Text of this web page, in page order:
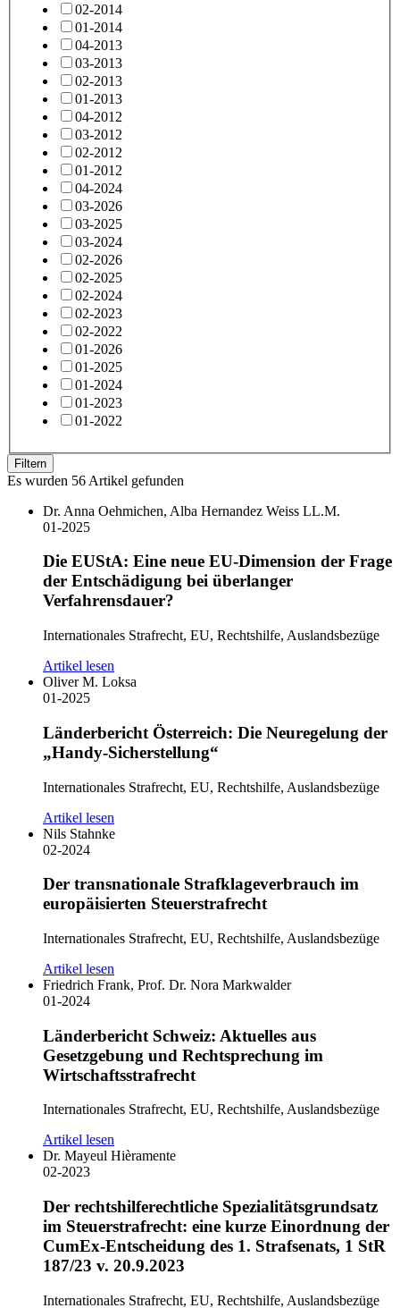
02-2014
01-2014
04-2013
03-2013
02-2013
01-2013
04-2012
03-2012
02-2012
01-2012
04-2024
03-2026
03-2025
03-2024
02-2026
02-2025
02-2024
02-2023
02-2022
01-2026
01-2025
01-2024
01-2023
01-2022
Filtern
Es wurden 56 Artikel gefunden
Dr. Anna Oehmichen, Alba Hernandez Weiss LL.M.
01-2025
Die EUStA: Eine neue EU-Dimension der Frage
der Entschädigung bei überlanger
Verfahrensdauer?
Internationales Strafrecht, EU, Rechtshilfe, Auslandsbezüge
Artikel lesen
Oliver M. Loksa
01-2025
Länderbericht Österreich: Die Neuregelung der
„Handy-Sicherstellung“
Internationales Strafrecht, EU, Rechtshilfe, Auslandsbezüge
Artikel lesen
Nils Stahnke
02-2024
Der transnationale Strafklageverbrauch im
europäisierten Steuerstrafrecht
Internationales Strafrecht, EU, Rechtshilfe, Auslandsbezüge
Artikel lesen
Friedrich Frank, Prof. Dr. Nora Markwalder
01-2024
Länderbericht Schweiz: Aktuelles aus
Gesetzgebung und Rechtsprechung im
Wirtschaftsstrafrecht
Internationales Strafrecht, EU, Rechtshilfe, Auslandsbezüge
Artikel lesen
Dr. Mayeul Hièramente
02-2023
Der rechtshilferechtliche Spezialitätsgrundsatz
im Steuerstrafrecht: eine kurze Einordnung der
CumEx-Entscheidung des 1. Strafsenats, 1 StR
187/23 v. 20.9.2023
Internationales Strafrecht, EU, Rechtshilfe, Auslandsbezüge